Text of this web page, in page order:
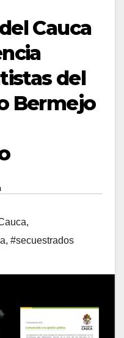
Cauca
del
Bermejo
,
, #secuestrados